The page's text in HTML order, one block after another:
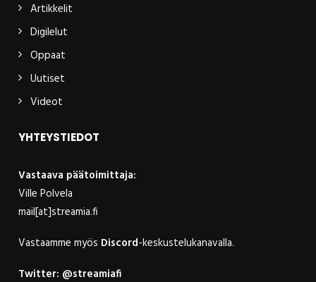
Artikkelit
Digilelut
Oppaat
Uutiset
Videot
YHTEYSTIEDOT
Vastaava päätoimittaja:
Ville Polvela
mail[at]streamia.fi
Vastaamme myös Discord-keskustelukanavalla.
Twitter: @streamiafi